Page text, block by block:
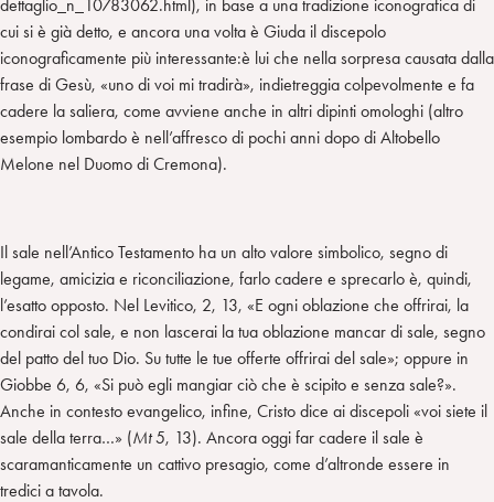
dettaglio_n_10783062.html), in base a una tradizione iconografica di
cui si è già detto, e ancora una volta è Giuda il discepolo
iconograficamente più interessante:è lui che nella sorpresa causata dalla
frase di Gesù, «uno di voi mi tradirà», indietreggia colpevolmente e fa
cadere la saliera, come avviene anche in altri dipinti omologhi (altro
esempio lombardo è nell’affresco di pochi anni dopo di Altobello
Melone nel Duomo di Cremona).
Il sale nell’Antico Testamento ha un alto valore simbolico, segno di
legame, amicizia e riconciliazione, farlo cadere e sprecarlo è, quindi,
l’esatto opposto. Nel Levitico, 2, 13, «E ogni oblazione che offrirai, la
condirai col sale, e non lascerai la tua oblazione mancar di sale, segno
del patto del tuo Dio. Su tutte le tue offerte offrirai del sale»; oppure in
Giobbe 6, 6, «Si può egli mangiar ciò che è scipito e senza sale?».
Anche in contesto evangelico, infine, Cristo dice ai discepoli «voi siete il
sale della terra…» (Mt5, 13). Ancora oggi far cadere il sale è
scaramanticamente un cattivo presagio, come d’altronde essere in
tredici a tavola.